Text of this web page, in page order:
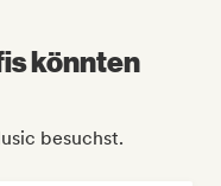
könnten
besuchst.